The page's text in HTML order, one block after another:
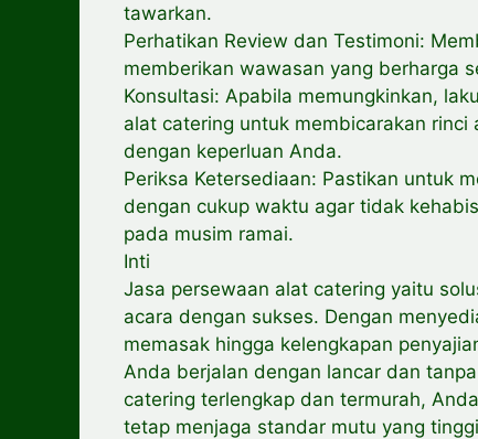
tawarkan.
Perhatikan Review dan Testimoni:
memberikan wawasan yang berharga
Konsultasi: Apabila memungkinkan,
alat catering untuk membicarakan
dengan keperluan Anda.
Periksa Ketersediaan: Pastikan untuk
dengan cukup waktu agar tidak
pada musim ramai.
Inti
Jasa persewaan alat catering yaitu
acara dengan sukses. Dengan
memasak hingga kelengkapan
Anda berjalan dengan lancar dan
catering terlengkap dan termurah,
tetap menjaga standar mutu yang